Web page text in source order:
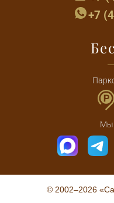
+7
Мы
© 2002–2026